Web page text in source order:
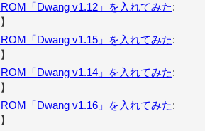
「Dwang v1.12」を入れてみた:
「Dwang v1.15」を入れてみた:
「Dwang v1.14」を入れてみた:
「Dwang v1.16」を入れてみた: